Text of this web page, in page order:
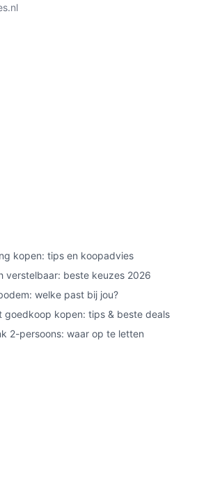
kopen: tips en koopadvies
verstelbaar: beste keuzes 2026
welke past bij jou?
goedkoop kopen: tips & beste deals
2-persoons: waar op te letten